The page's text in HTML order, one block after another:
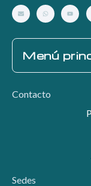
Menú
Contacto
Sedes